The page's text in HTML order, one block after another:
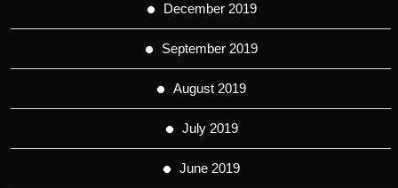
December 2019
September 2019
August 2019
July 2019
June 2019